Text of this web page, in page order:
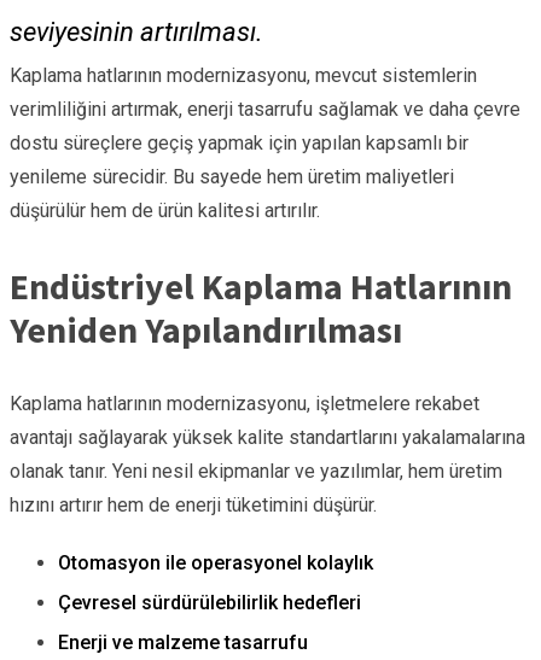
seviyesinin artırılması.
Kaplama hatlarının modernizasyonu, mevcut sistemlerin
verimliliğini artırmak, enerji tasarrufu sağlamak ve daha çevre
dostu süreçlere geçiş yapmak için yapılan kapsamlı bir
yenileme sürecidir. Bu sayede hem üretim maliyetleri
düşürülür hem de ürün kalitesi artırılır.
Endüstriyel Kaplama Hatlarının
Yeniden Yapılandırılması
Kaplama hatlarının modernizasyonu, işletmelere rekabet
avantajı sağlayarak yüksek kalite standartlarını yakalamalarına
olanak tanır. Yeni nesil ekipmanlar ve yazılımlar, hem üretim
hızını artırır hem de enerji tüketimini düşürür.
Otomasyon ile operasyonel kolaylık
Çevresel sürdürülebilirlik hedefleri
Enerji ve malzeme tasarrufu